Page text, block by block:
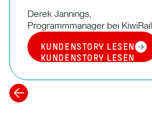
Derek Jannings,
Programmmanager bei KiwiRail
KUNDENSTORY LESEN
KUNDENSTORY LESEN